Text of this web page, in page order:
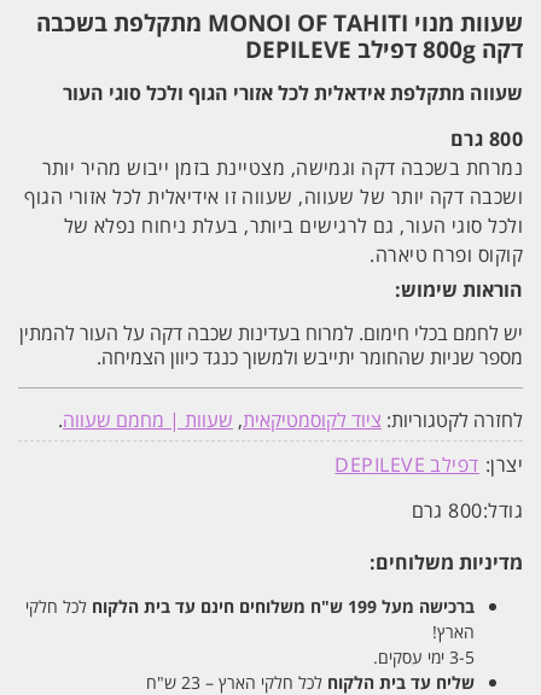
בשכבה
דקה
800g
דפילב
DEPILEVE
שעוות מנוי MONOI OF TAHITI מתקלפת בשכבה
דקה 800g דפילב DEPILEVE
שעווה מתקלפת אידאלית לכל אזורי הגוף ולכל סוגי העור
800 גרם
נמרחת בשכבה דקה וגמישה, מצטיינת בזמן ייבוש מהיר יותר
ושכבה דקה יותר של שעווה, שעווה זו אידיאלית לכל אזורי הגוף
ולכל סוגי העור, גם לרגישים ביותר, בעלת ניחוח נפלא של
קוקוס ופרח טיארה.
הוראות שימוש:
יש לחמם בכלי חימום. למרוח בעדינות שכבה דקה על העור להמתין
מספר שניות שהחומר יתייבש ולמשוך כנגד כיוון הצמיחה.
לחזרה לקטגוריות: ציוד לקוסמטיקאית, שעוות | מחמם שעווה.
יצרן: דפילב DEPILEVE
גודל:800 גרם
מדיניות משלוחים:
ברכישה מעל 199 ש"ח משלוחים חינם עד בית הלקוח לכל חלקי
הארץ!
3-5 ימי עסקים.
שליח עד בית הלקוח לכל חלקי הארץ – 23 ש"ח